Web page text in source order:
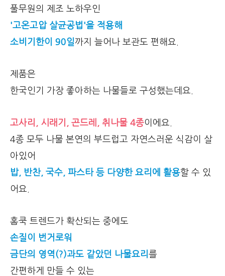
풀무원의 제조 노하우인
'고온고압 살균공법'을 적용해
소비기한이 90일까지 늘어나 보관도 편해요.
제품은
한국인기 가장 좋아하는 나물들로 구성했는데요.
고사리, 시래기, 곤드레, 취나물 4종이에요.
4종 모두 나물 본연의 부드럽고 자연스러운 식감이 살
아있어
밥, 반찬, 국수, 파스타 등 다양한 요리에 활용할 수 있
어요.
홈쿡 트렌드가 확산되는 중에도
손질이 번거로워
금단의 영역(?)과도 같았던 나물요리 를
간편하게 만들 수 있는